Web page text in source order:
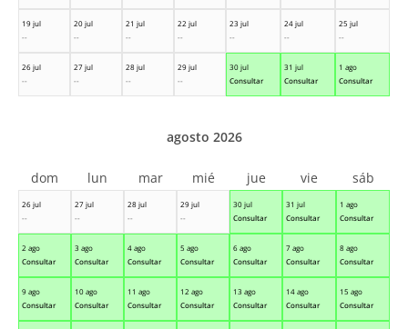
19 jul
--
20 jul
--
21 jul
--
22 jul
--
23 jul
--
24 jul
--
25 jul
--
26 jul
--
27 jul
--
28 jul
--
29 jul
--
30 jul
Consultar
31 jul
Consultar
1 ago
Consultar
26 jul
--
27 jul
--
28 jul
--
29 jul
--
30 jul
Consultar
31 jul
Consultar
1 ago
Consultar
2 ago
Consultar
3 ago
Consultar
4 ago
Consultar
5 ago
Consultar
6 ago
Consultar
7 ago
Consultar
8 ago
Consultar
9 ago
Consultar
10 ago
Consultar
11 ago
Consultar
12 ago
Consultar
13 ago
Consultar
14 ago
Consultar
15 ago
Consultar
agosto 2026
dom lun mar mié jue vie sáb